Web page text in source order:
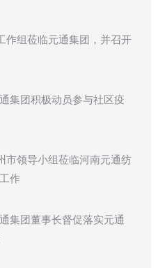
作组莅临元通集团，并召开
集团积极动员参与社区疫
市领导小组莅临河南元通纺
作
集团董事长督促落实元通